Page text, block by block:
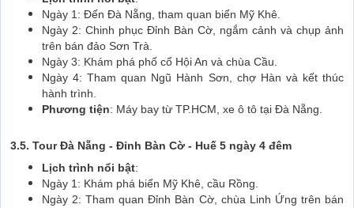
Ngày 1: Đến Đà Nẵng, tham quan biển Mỹ Khê.
Ngày 2: Chinh phục Đỉnh Bàn Cờ, ngắm cảnh và chụp ảnh
trên bán đảo Sơn Trà.
Ngày 3: Khám phá phố cổ Hội An và chùa Cầu.
Ngày 4: Tham quan Ngũ Hành Sơn, chợ Hàn và kết thúc
hành trình.
Phương tiện: Máy bay từ TP.HCM, xe ô tô tại Đà Nẵng.
3.5. Tour Đà Nẵng - Đỉnh Bàn Cờ - Huế 5 ngày 4 đêm
Lịch trình nổi bật:
Ngày 1: Khám phá biển Mỹ Khê, cầu Rồng.
Ngày 2: Tham quan Đỉnh Bàn Cờ, chùa Linh Ứng trên bán